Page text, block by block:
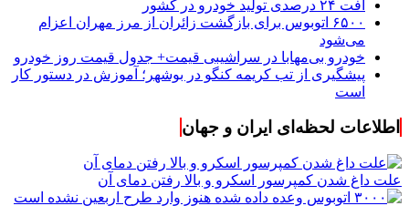
افت ۲۴ درصدی تولید خودرو در کشور
۶۵۰۰ اتوبوس برای بازگشت زائران از مرز مهران اعزام
می‌شود
خودرو بی‌مهابا در سراشیبی قیمت+ جدول قیمت روز خودرو
پیشگیری از تب کریمه کنگو در بوشهر؛ آموزش در دستور کار
است
اطلاعات لحظه‌ای ایران و جهان
علت داغ شدن کمپرسور اسکرو و بالا رفتن دمای آن